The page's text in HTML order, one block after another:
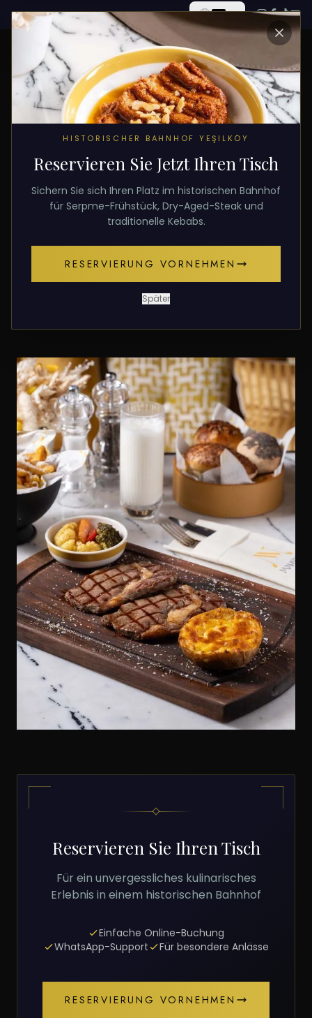
ALLE BEITRÄGE
KULTUR 10. Dezember 2025
Opferfest-Traditionen:
geprägt hat und welche Traditionen bis heute
Reservieren Sie Ihren Tisch
Für ein unvergessliches kulinarisches
Erlebnis in einem historischen Bahnhof
Einfache Online-Buchung
WhatsApp-Support
Für besondere Anlässe
RESERVIERUNG VORNEHMEN
HISTORISCHER BAHNHOF YEŞILKÖY
Reservieren Sie Jetzt Ihren Tisch
Sichern Sie sich Ihren Platz im historischen Bahnhof
für Serpme-Frühstück, Dry-Aged-Steak und
traditionelle Kebabs.
RESERVIERUNG VORNEHMEN
Später